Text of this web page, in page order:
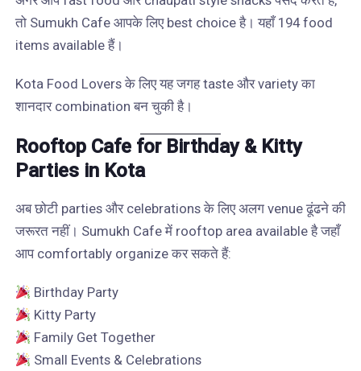
तो Sumukh Cafe आपके लिए best choice है। यहाँ 194 food
items available हैं।
Kota Food Lovers के लिए यह जगह taste और variety का
शानदार combination बन चुकी है।
Rooftop Cafe for Birthday & Kitty
Parties in Kota
अब छोटी parties और celebrations के लिए अलग venue ढूंढने की
जरूरत नहीं। Sumukh Cafe में rooftop area available है जहाँ
आप comfortably organize कर सकते हैं:
Birthday Party
Kitty Party
Family Get Together
Small Events & Celebrations